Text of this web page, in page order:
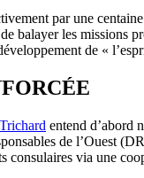
par une
balayer les missions
de «
entend d’abord
de l’Ouest
consulaires via une